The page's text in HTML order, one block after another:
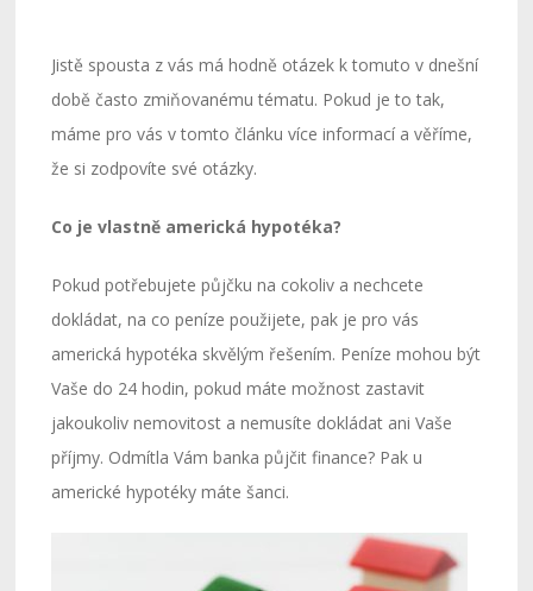
Jistě spousta z vás má hodně otázek k tomuto v dnešní
době často zmiňovanému tématu. Pokud je to tak,
máme pro vás v tomto článku více informací a věříme,
že si zodpovíte své otázky.
Co je vlastně americká hypotéka?
Pokud potřebujete půjčku na cokoliv a nechcete
dokládat, na co peníze použijete, pak je pro vás
americká hypotéka skvělým řešením. Peníze mohou být
Vaše do 24 hodin, pokud máte možnost zastavit
jakoukoliv nemovitost a nemusíte dokládat ani Vaše
příjmy. Odmítla Vám banka půjčit finance? Pak u
americké hypotéky máte šanci.